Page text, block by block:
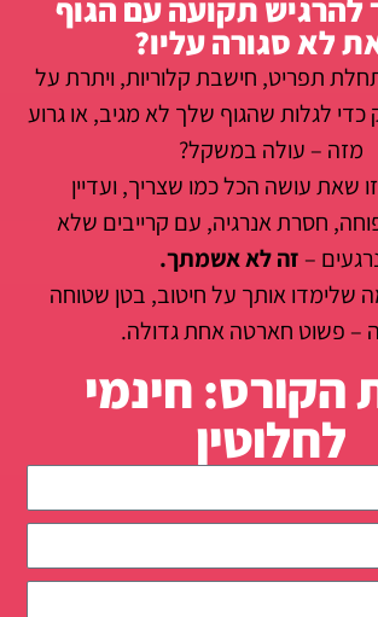
להרגיש תקועה עם הגוף
לא סגורה עליו?
תפריט, חישבת קלוריות, ויתרת על
לגלות שהגוף שלך לא מגיב, או גרוע
מזה – עולה במשקל?
שאת עושה הכל כמו שצריך, ועדיין
חסרת אנרגיה, עם קרייבים שלא
– זה לא אשמתך.
שלימדו אותך על חיטוב, בטן שטוחה
– פשוט חארטה אחת גדולה.
הקורס: חינמי
לחלוטין